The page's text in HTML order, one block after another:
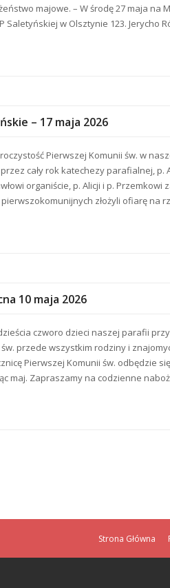
majowe. – W środę 27 maja na
Saletyńskiej w Olsztynie 123. Jerycho
– 17 maja 2026
Pierwszej Komunii św. w
cały rok katechezy parafialnej, p.
organiście, p. Alicji i p.
złożyli ofiarę na
10 maja 2026
czworo dzieci naszej parafii
przede wszystkim rodziny i
Pierwszej Komunii św. odbędzie
maj. Zapraszamy na codzienne
Strona Główna